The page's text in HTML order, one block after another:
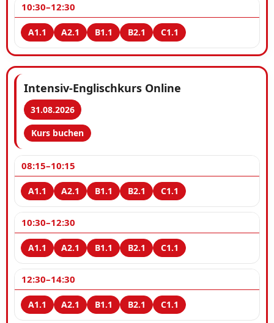
10:30–12:30
Intensiv-Englischkurs Online
31.08.2026
Kurs buchen
08:15–10:15
10:30–12:30
12:30–14:30